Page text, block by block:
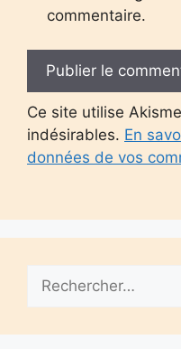
commentaire.
Ce site utilise
indésirables. En
données de vos